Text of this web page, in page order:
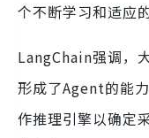
个不断学习和适应
LangChain强调，
形成了Agent的能
作推理引擎以确定